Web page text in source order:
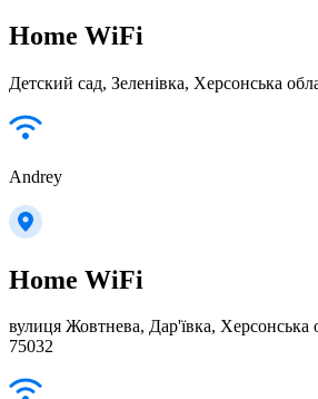
Home WiFi
Детский сад, Зеленівка, Херсонська
Andrey
Home WiFi
вулиця Жовтнева, Дар'ївка, Херсонська
75032